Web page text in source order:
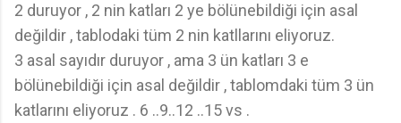
2 duruyor , 2 nin katları 2 ye bölünebildiği için asal
değildir , tablodaki tüm 2 nin katllarını eliyoruz.
3 asal sayıdır duruyor , ama 3 ün katları 3 e
bölünebildiği için asal değildir , tablomdaki tüm 3 ün
katlarını eliyoruz . 6 ..9..12 ..15 vs .